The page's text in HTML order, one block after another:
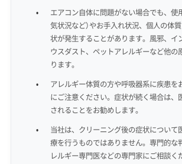
エアコン自体に問題がない場合でも、使
気状況など）やお手入れ状況、個人の体
状が発生することがあります。風邪、イ
ウスダスト、ペットアレルギーなど他の
ります。
アレルギー体質の方や呼吸器系に疾患を
にご注意ください。症状が続く場合は、
されることをお勧めします。
当社は、クリーニング後の症状について
療を行うものではありません。専門的な
レルギー専門医などの専門家にご相談く